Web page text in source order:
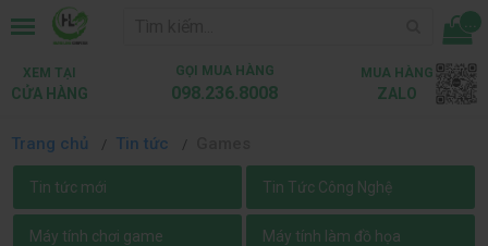
...
XEM TẠI
CỬA HÀNG
GỌI MUA HÀNG
098.236.8008
MUA HÀNG
ZALO
Trang chủ Tin tức
Tin tức mới Tin Tức Công Nghệ
Máy tính chơi game Máy tính làm đồ họa